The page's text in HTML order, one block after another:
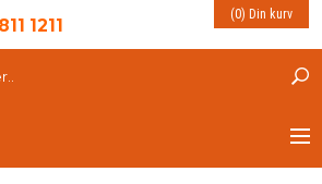
1211 (0) Din kurv